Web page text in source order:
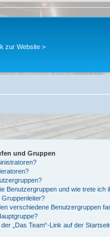
zur Website >
und Gruppen
Benutzergruppen und wie trete ich
Gruppenleiter?
verschiedene Benutzergruppen
„Das Team“-Link auf der